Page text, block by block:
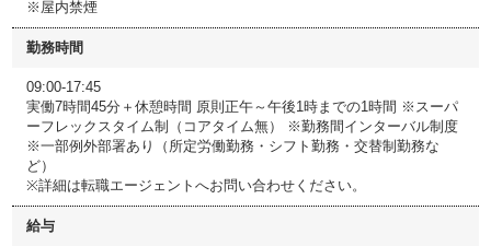
※屋内禁煙
勤務時間
09:00-17:45
実働7時間45分＋休憩時間 原則正午～午後1時までの1時間 ※スーパ
ーフレックスタイム制（コアタイム無） ※勤務間インターバル制度
※一部例外部署あり（所定労働勤務・シフト勤務・交替制勤務な
ど）
※詳細は転職エージェントへお問い合わせください。
給与